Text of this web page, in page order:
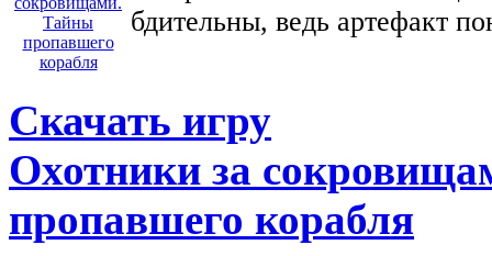
бдительны, ведь артефакт
Скачать игру
Охотники за
пропавшего корабля